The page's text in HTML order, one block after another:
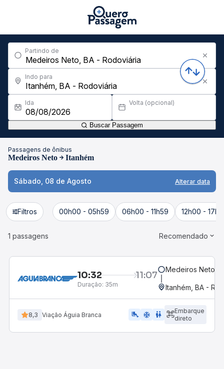
Partindo de
Indo para
Ida Volta (opcional)
Buscar Passagem
Passagens de ônibus
Medeiros Neto Itanhém
Sábado, 08 de Agosto Alterar data
Filtros 00h00 - 05h59 06h00 - 11h59 12h00 -
1 passagens Recomendado
10:32 11:07
Duração: 35m
Medeiros Neto,
Itanhém, BA -
8,3 Viação Águia Branca airline_seat_legroom_extra ac_unit WC
Embarque
direto